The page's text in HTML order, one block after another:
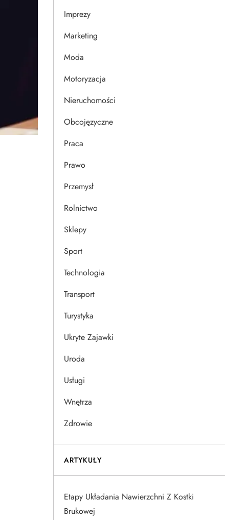
Imprezy
Marketing
Moda
Motoryzacja
Nieruchomości
Obcojęzyczne
Praca
Prawo
Przemysł
Rolnictwo
Sklepy
Sport
Technologia
Transport
Turystyka
Ukryte Zajawki
Uroda
Usługi
Wnętrza
Zdrowie
ARTYKUŁY
Etapy Układania Nawierzchni Z Kostki
Brukowej